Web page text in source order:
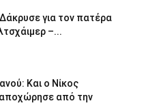
για τον πατέρα
–...
Και ο Νίκος
από την